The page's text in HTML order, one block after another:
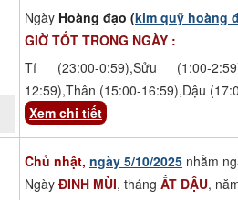
Ngày Hoàng đạo (kim quỹ hoàng
GIỜ TỐT TRONG NGÀY :
Tí (23:00-0:59),Sửu (1:00-
12:59),Thân (15:00-16:59),Dậu
Xem chi tiết
Chủ nhật, ngày 5/10/2025 nhằm
Ngày ĐINH MÙI, tháng ẤT DẬU,